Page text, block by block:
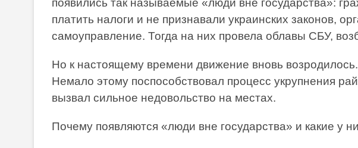
появились так называемые «люди вне государства»:
платить налоги и не признавали украинских законов,
самоуправление. Тогда на них провела облавы СБУ,
Но к настоящему времени движение вновь
Немало этому поспособствовал процесс укрупнения
вызвал сильное недовольство на местах.
Почему появляются «люди вне государства» и какие у